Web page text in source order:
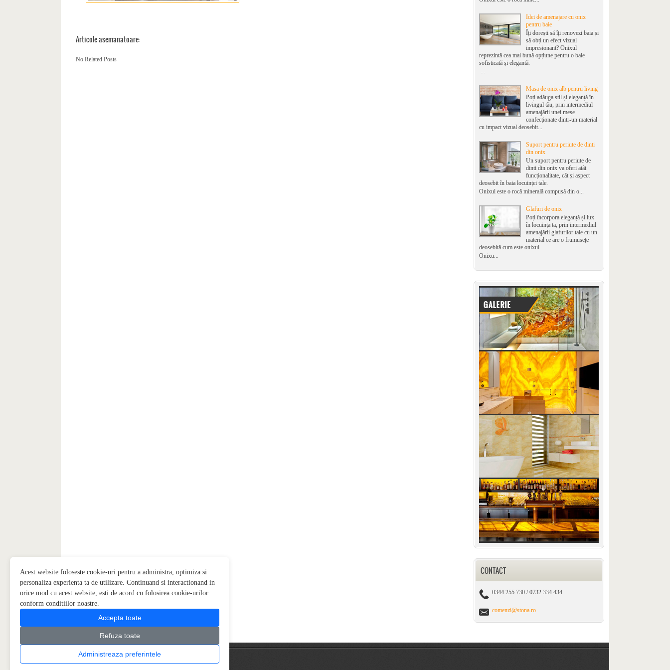
Acest website foloseste cookie-uri pentru a administra, optimiza si
personaliza experienta ta de utilizare. Continuand si interactionand in
orice mod cu acest website, esti de acord cu folosirea cookie-urilor
conform conditiilor noastre.
Accepta toate
Refuza toate
Administreaza preferintele
Idei de amenajare cu onix
pentru baie
Îți dorești să îți renovezi baia și
să obți un efect vizual
impresionant? Onixul
reprezintă cea mai bună opțiune pentru o baie
sofisticată și elegantă.
Masa de onix alb pentru living
Poți adăuga stil și eleganță în
livingul tău, prin intermediul
amenajării unei mese
confecționate dintr-un material
cu impact vizual deosebit...
Suport pentru periute de dinti
din onix
Un suport pentru periute de
dinti din onix va oferi atât
funcționalitate, cât și aspect
deosebit în baia locuinței tale.
Onixul este o rocă minerală compusă din o...
Glafuri de onix
Poți încorpora eleganță și lux
în locuința ta, prin intermediul
amenajării glafurilor tale cu un
material ce are o frumusețe
deosebită cum este onixul.
Onixu...
CONTACT
0344 255 730 / 0732 334 434
comenzi@stona.ro
Articole asemanatoare:
No Related Posts
Copyright © 2026Piatra Onix